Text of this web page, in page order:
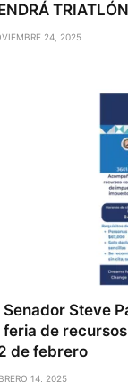
24, 2025
Senador Steve
feria de recursos
de febrero
14, 2025